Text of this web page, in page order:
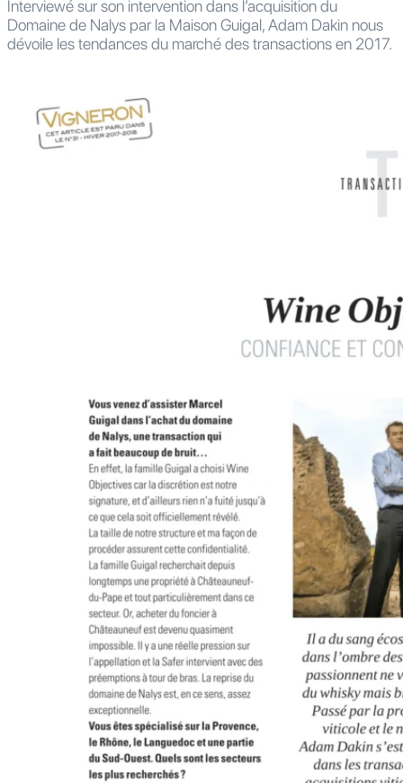
Interviewé sur son intervention dans l’acquisition du
Domaine de Nalys par la Maison Guigal, Adam Dakin nous
dévoile les tendances du marché des transactions en 2017.